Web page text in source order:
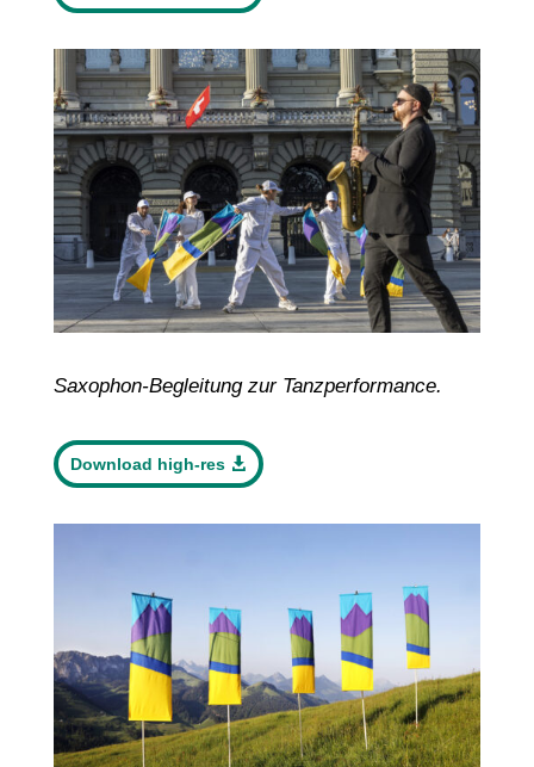
Saxophon-Begleitung zur Tanzperformance.
Download high-res